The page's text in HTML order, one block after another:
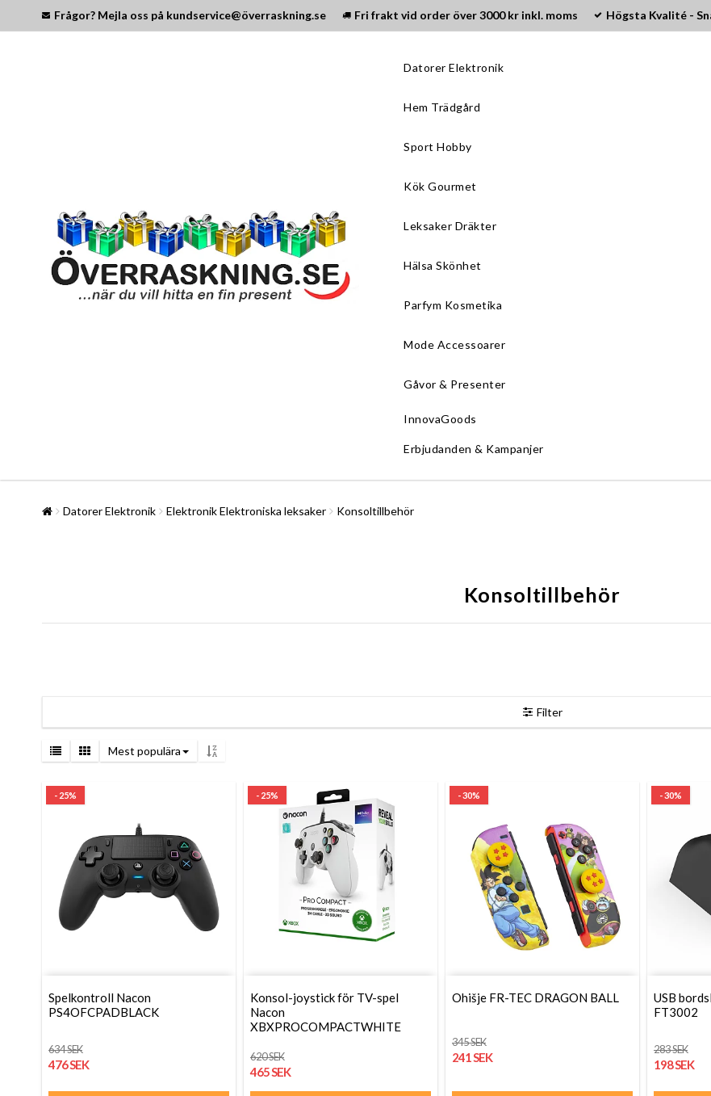
Frågor? Mejla oss på kundservice@överraskning.se Fri frakt vid order över 3000 kr inkl. moms Högsta Kvalité -
Datorer Elektronik
Hem Trädgård
Sport Hobby
Kök Gourmet
Leksaker Dräkter
Hälsa Skönhet
Parfym Kosmetika
Mode Accessoarer
Gåvor & Presenter
InnovaGoods
Erbjudanden & Kampanjer
Datorer Elektronik Elektronik Elektroniska leksaker Konsoltillbehör
Konsoltillbehör
Filter
Mest populära
- 25%
Spelkontroll Nacon
PS4OFCPADBLACK
634 SEK
476 SEK
- 25%
Konsol-joystick för TV-spel
Nacon
XBXPROCOMPACTWHITE
620 SEK
465 SEK
- 30%
Ohišje FR-TEC DRAGON BALL
345 SEK
241 SEK
- 30%
USB
FT3002
283 SEK
198 SEK